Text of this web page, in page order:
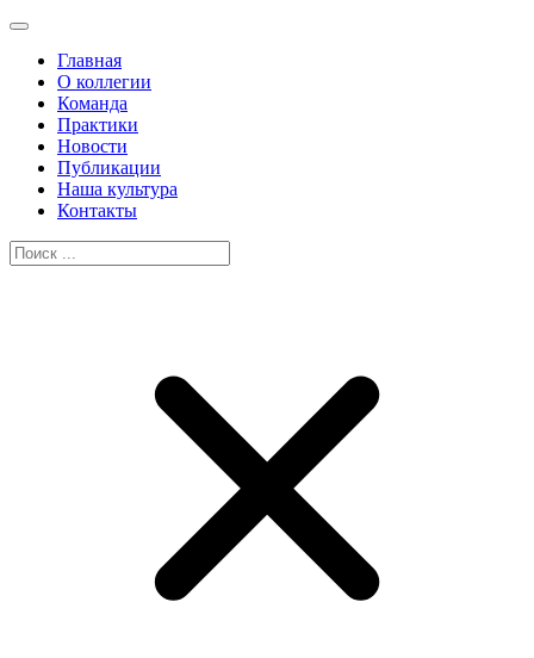
Главная
О коллегии
Команда
Практики
Новости
Публикации
Наша культура
Контакты